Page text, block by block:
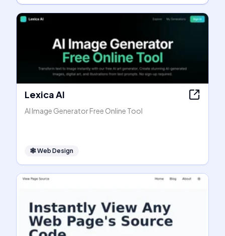
Lexica AI
AI Image Generator Free Online Tool
🕸Web Design